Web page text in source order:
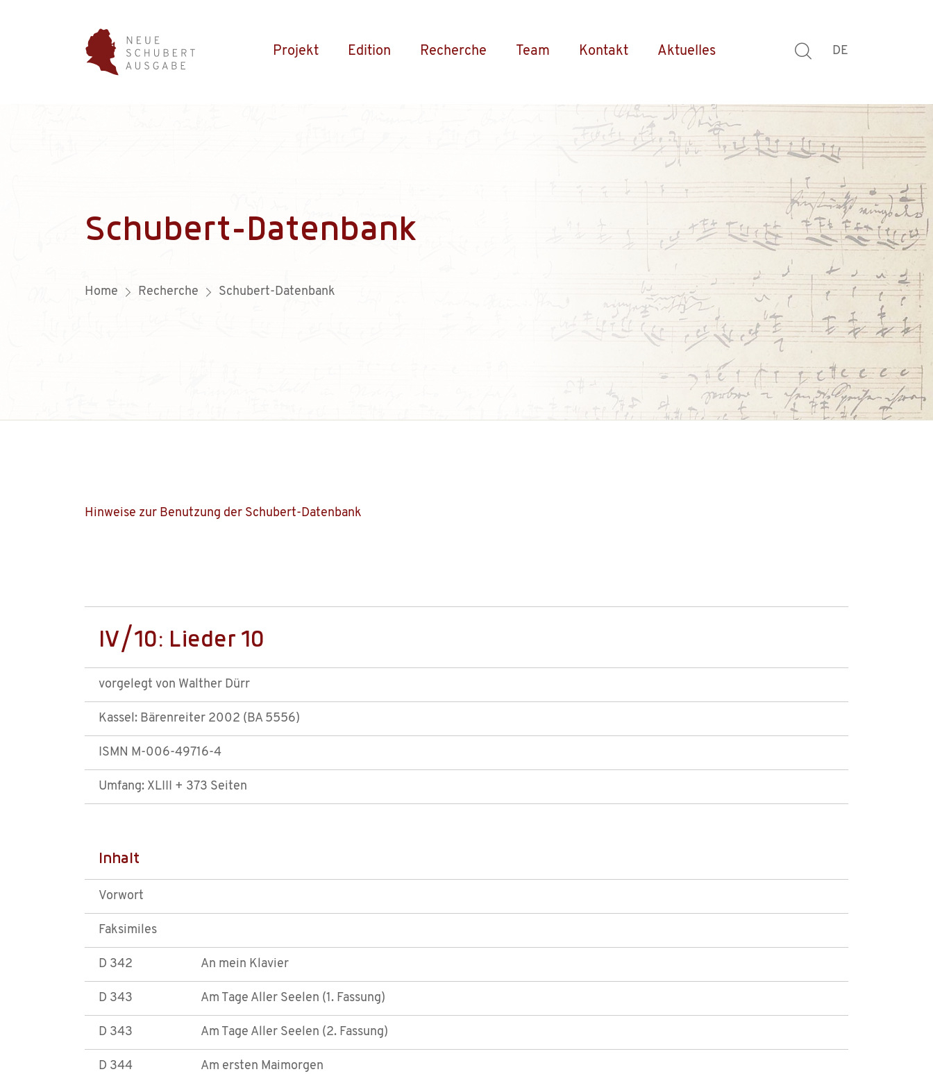
Projekt Edition Recherche Team Kontakt Aktuelles DE
Schubert-Datenbank
Home Recherche Schubert-Datenbank
Hinweise zur Benutzung der Schubert-Datenbank
IV/10: Lieder 10
vorgelegt von Walther Dürr
Kassel: Bärenreiter 2002 (BA 5556)
ISMN M-006-49716-4
Umfang: XLIII + 373 Seiten
Inhalt
Vorwort
Faksimiles
D 342 An mein Klavier
D 343 Am Tage Aller Seelen (1. Fassung)
D 343 Am Tage Aller Seelen (2. Fassung)
D 344 Am ersten Maimorgen